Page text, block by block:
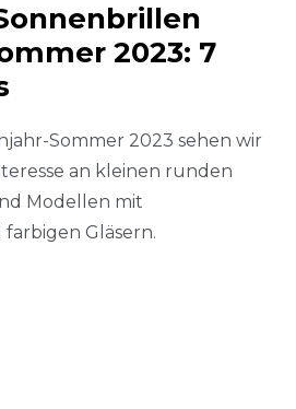
2023: 7
Sommer 2023 sehen wir
an kleinen runden
Modellen mit
Gläsern.